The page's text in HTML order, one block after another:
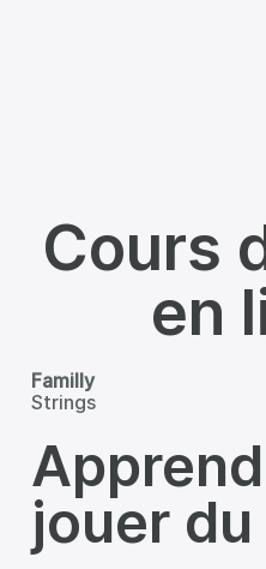
Cours
en
Familly
Strings
jouer